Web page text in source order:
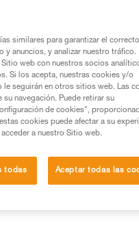
de bloqueo: sistema
un punto de venta
similares para garantizar el correcto
y anuncios, y analizar nuestro tráfico.
Sitio web con nuestros socios
Si los acepta, nuestras cookies y/o
seguirán en otros sitios web. Las
navegación. Puede retirar su
de cookies",
cookies puede afectar a su
a nuestro Sitio web.
todas Aceptar todas las